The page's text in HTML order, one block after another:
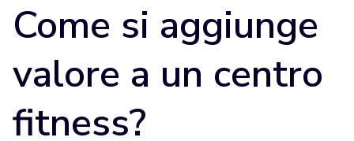
Come si aggiunge
valore a un centro
fitness?